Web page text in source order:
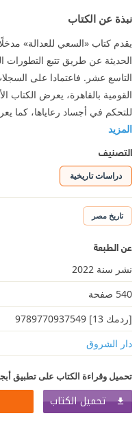
نبذة عن الكتاب
يقدم كتاب «السعي للعدالة»
الحديثة عن طريق تتبع
التاسع عشر. فاعتمادا على
القومية بالقاهرة، يعرض الكتاب
للتحكم في أجساد رعاياها، كما
المزيد
التصنيف
دراسات تاريخية
تاريخ مصر
عن الطبعة
نشر سنة 2022
540 صفحة
[ردمك 13] 9789770937549
دار الشروق
تحميل وقراءة الكتاب على تطبيق
تحميل الكتاب